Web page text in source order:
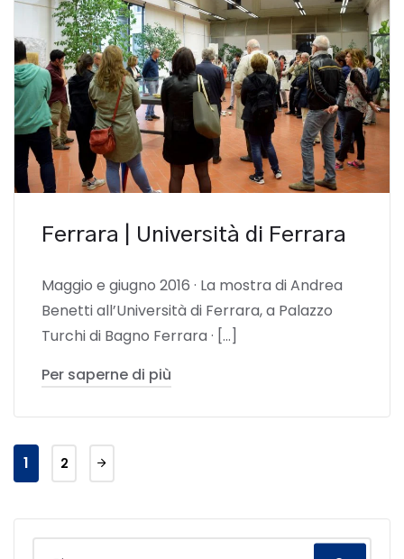
Ferrara | Università di Ferrara
Maggio e giugno 2016 · La mostra di Andrea
Benetti all’Università di Ferrara, a Palazzo
Turchi di Bagno Ferrara · […]
Per saperne di più
1 2